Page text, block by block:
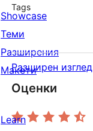
Tags
Разширен изглед
Оценки
Showcase
Теми
Разширения
Макети
Learn